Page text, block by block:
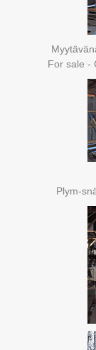
For sale -
Plym-